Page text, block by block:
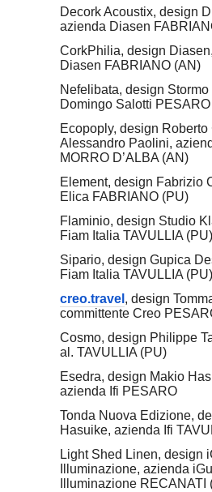
Decork Acoustix, design
azienda Diasen
CorkPhilia, design
Diasen FABRIANO (AN)
Nefelibata, design
Domingo Salotti PESARO
Ecopoply, design
Alessandro Paolini,
MORRO D’ALBA (AN)
Element, design Fabrizio
Elica FABRIANO (PU)
Flaminio, design Studio
Fiam Italia TAVULLIA (PU)
Sipario, design Gupica
Fiam Italia TAVULLIA (PU)
creo.travel , design
committente Creo
Cosmo, design Philippe
al. TAVULLIA (PU)
Esedra, design Makio
azienda Ifi PESARO
Tonda Nuova Edizione,
Hasuike, azienda Ifi
Light Shed Linen, design
Illuminazione, azienda
Illuminazione RECANATI